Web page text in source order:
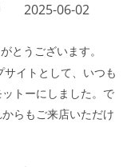
2025-06-02
とうございます。
イトとして、いつも
トーにしました。で
らもご来店いただけ